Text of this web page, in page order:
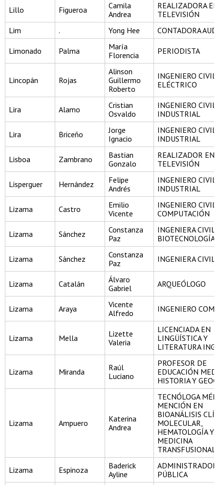
Lillo Figueroa
Camila
Andrea
REALIZADORA
TELEVISIÓN
Lim
. Yong Hee CONTADORA
Limonado Palma
María
Florencia
PERIODISTA
Lincopán Rojas
Alinson
Guillermo
Roberto
INGENIERO CIVIL
ELÉCTRICO
Lira Alamo
Cristian
Osvaldo
INGENIERO CIVIL
INDUSTRIAL
Lira Briceño
Jorge
Ignacio
INGENIERO CIVIL
INDUSTRIAL
Lisboa Zambrano
Bastian
Gonzalo
REALIZADOR EN
TELEVISIÓN
Lisperguer Hernández
Felipe
Andrés
INGENIERO CIVIL
INDUSTRIAL
Lizama Castro
Emilio
Vicente
INGENIERO CIVIL
COMPUTACIÓN
Lizama Sánchez
Constanza
Paz
INGENIERA CIVIL
BIOTECNOLOGÍA
Lizama Sánchez
Constanza
Paz
INGENIERA CIVIL
Lizama Catalán
Álvaro
Gabriel
ARQUEÓLOGO
Lizama Araya
Vicente
Alfredo
INGENIERO
Lizama Mella
Lizette
Valeria
LICENCIADA EN
LINGÜÍSTICA Y
LITERATURA
Lizama Miranda
Raúl
Luciano
PROFESOR DE
EDUCACIÓN
HISTORIA Y
Lizama Ampuero
Katerina
Andrea
TECNÓLOGA
MENCIÓN EN
BIOANÁLISIS
MOLECULAR,
HEMATOLOGÍA Y
MEDICINA
TRANSFUSIONAL
Lizama Espinoza
Baderick
Ayline
PÚBLICA